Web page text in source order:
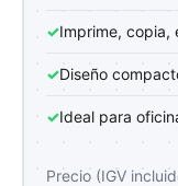
✓Imprime, copia,
✓Diseño
✓Ideal para
Precio (IGV